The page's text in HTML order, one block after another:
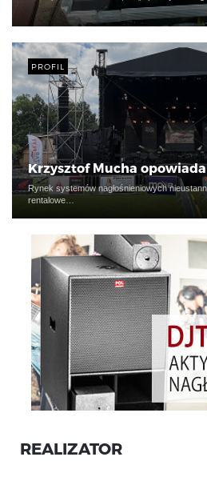
PROFIL
Krzysztof Mucha
Rynek systemów nagłośnieniowych
rentalowe…
REALIZATOR